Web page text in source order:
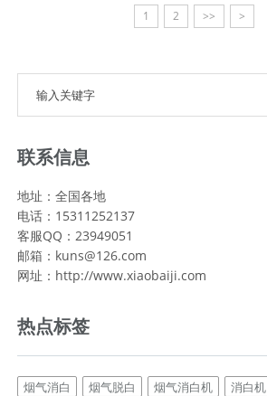
1 2 >> >
联系信息
地址：全国各地
电话：15311252137
客服QQ：23949051
邮箱：kuns@126.com
网址：http://www.xiaobaiji.com
热点标签
烟气消白 烟气脱白 烟气消白机 消白机